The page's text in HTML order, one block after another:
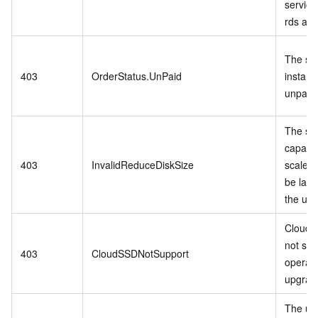
rds api.
403 OrderStatus.UnPaid
The
403 InvalidReduceDiskSize
The
scale-
be
the
403 CloudSSDNotSupport
Cloud
not
The